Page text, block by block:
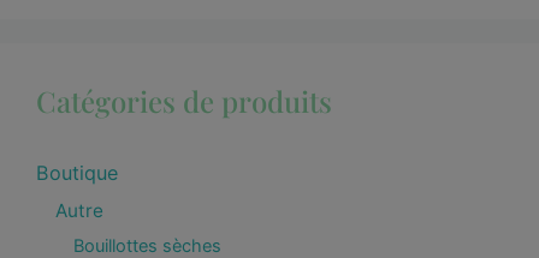
Catégories de produits
Boutique
Autre
Bouillottes sèches